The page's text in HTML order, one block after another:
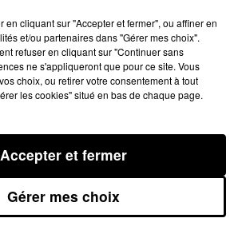
12 sec
DU 23/08/2024 À 07H49
en cliquant sur "Accepter et fermer", ou affiner en
et/ou partenaires dans "Gérer mes choix".
refuser en cliquant sur "Continuer sans
ne s'appliqueront que pour ce site. Vous
choix, ou retirer votre consentement à tout
les cookies" situé en bas de chaque page.
Gérer mes choix
Accepter et fermer